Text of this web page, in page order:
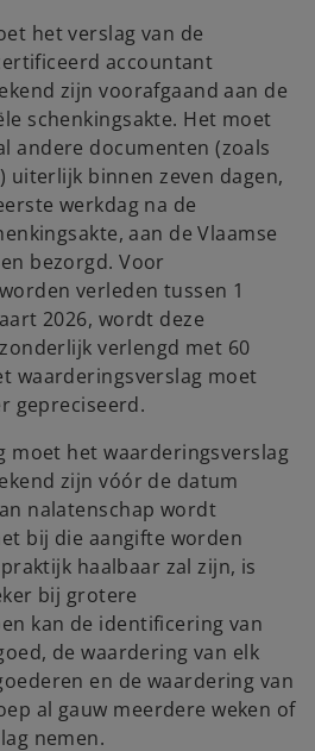
het verslag van de
accountant
zijn voorafgaand aan de
schenkingsakte. Het moet
andere documenten (zoals
uiterlijk binnen zeven dagen,
werkdag na de
aan de Vlaamse
bezorgd. Voor
verleden tussen 1
2026, wordt deze
verlengd met 60
waarderingsverslag moet
gepreciseerd.
moet het waarderingsverslag
zijn vóór de datum
nalatenschap wordt
bij die aangifte worden
haalbaar zal zijn, is
bij grotere
kan de identificering van
de waardering van elk
en de waardering van
al gauw meerdere weken of
nemen.